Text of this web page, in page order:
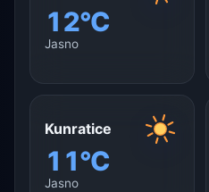
12°C
Jasno
Kunratice
11°C
Jasno